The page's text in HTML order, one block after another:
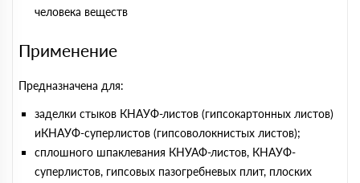
человека веществ
Применение
Предназначена для:
заделки стыков КНАУФ-листов (гипсокартонных листов)
иКНАУФ-суперлистов (гипсоволокнистых листов);
сплошного шпаклевания КНУАФ-листов, КНАУФ-
суперлистов, гипсовых пазогребневых плит, плоских